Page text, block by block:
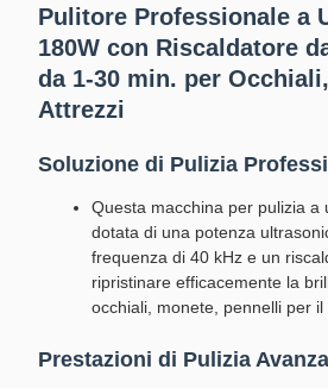
Pulitore Professionale a
180W con Riscaldatore
da 1-30 min. per
Attrezzi
Soluzione di Pulizia
Questa macchina per pulizia a
dotata di una potenza
frequenza di 40 kHz e un
ripristinare efficacemente la
occhiali, monete, pennelli per
Prestazioni di Pulizia